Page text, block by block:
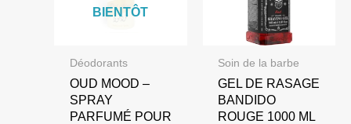
BIENTÔT
Déodorants
OUD MOOD –
SPRAY
PARFUMÉ POUR
Soin de la barbe
GEL DE RASAGE
BANDIDO
ROUGE 1000 ML